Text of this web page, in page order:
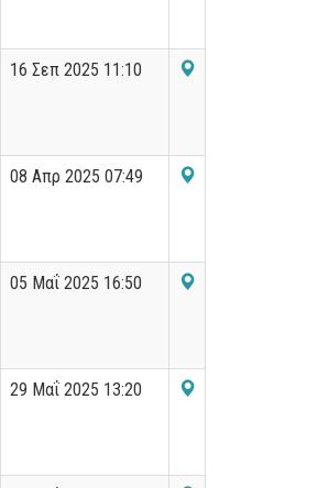
16 Σεπ 2025 11:10
08 Απρ 2025 07:49
05 Μαΐ 2025 16:50
29 Μαΐ 2025 13:20